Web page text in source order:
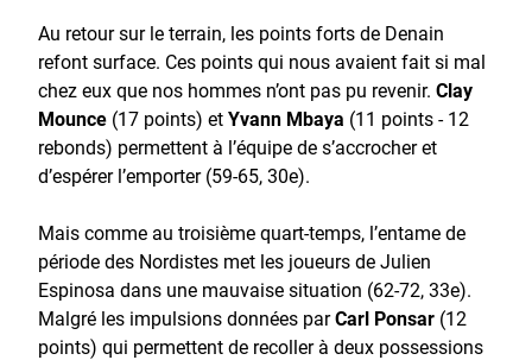
Au retour sur le terrain, les points forts de Denain
refont surface. Ces points qui nous avaient fait si mal
chez eux que nos hommes n’ont pas pu revenir. Clay
Mounce (17 points) etYvann Mbaya (11 points - 12
rebonds) permettent à l’équipe de s’accrocher et
d’espérer l’emporter (59-65, 30e).
Mais comme au troisième quart-temps, l’entame de
période des Nordistes met les joueurs de Julien
Espinosa dans une mauvaise situation (62-72, 33e).
Malgré les impulsions données parCarl Ponsar (12
points) qui permettent de recoller à deux possessions